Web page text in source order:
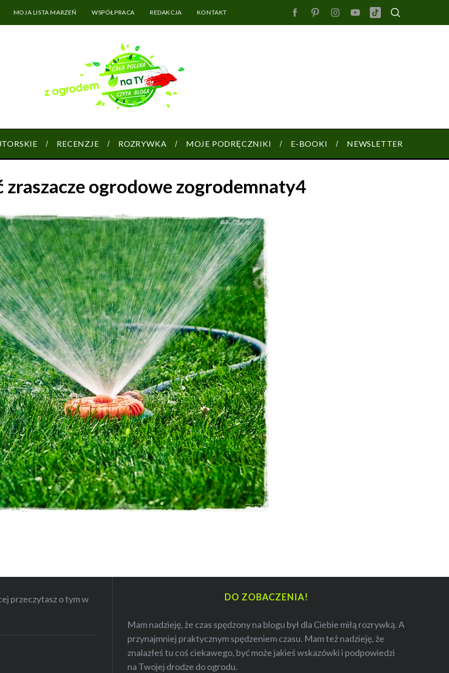
MOJA LISTA MARZEŃ WSPÓŁPRACA REDAKCJA KONTAKT
RECENZJE ROZRYWKA MOJE PODRĘCZNIKI E-BOOKI NEWSLETTER
zraszacze ogrodowe zogrodemnaty4
przeczytasz o tym w
DO ZOBACZENIA!
Mam nadzieję, że czas spędzony na blogu był dla Ciebie miłą rozrywką. A
przynajmniej praktycznym spędzeniem czasu. Mam też nadzieję, że
znalazłeś tu coś ciekawego, być może jakieś wskazówki i podpowiedzi
na Twojej drodze do ogrodu.